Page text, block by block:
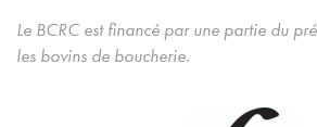
Le BCRC est financé par une partie du
les bovins de boucherie.